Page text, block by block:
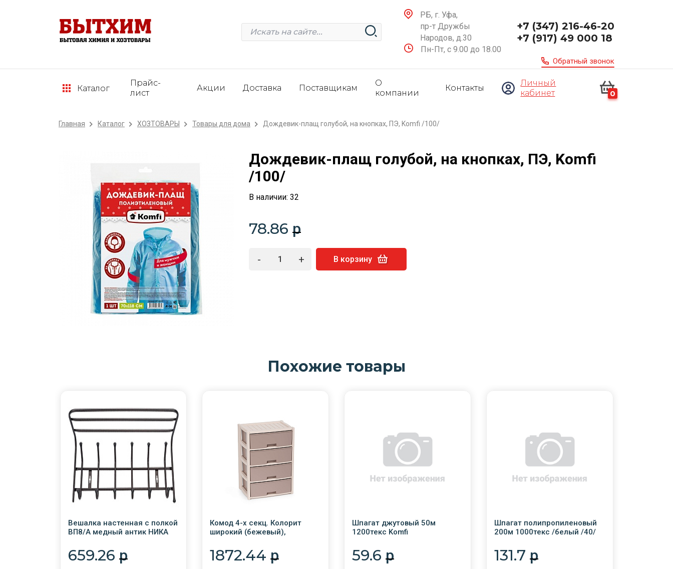
РБ, г. Уфа,
пр-т Дружбы
Народов, д.30
Пн-Пт, с 9.00 до 18.00
+7 (347) 216-46-20
+7 (917) 49 000 18
Обратный звонок
Каталог
Прайс-
лист
Акции Доставка Поставщикам
О
компании
Контакты
Личный
кабинет
0
Главная Каталог ХОЗТОВАРЫ Товары для дома Дождевик-плащ голубой, на кнопках, ПЭ, Komfi /100/
Дождевик-плащ голубой, на кнопках, ПЭ, Komfi
/100/
В наличии: 32
78.86 p
- + В корзину
Похожие товары
Вешалка настенная с полкой
ВП8/А медный антик НИКА
659.26 p
Комод 4-х секц. Колорит
широкий (бежевый),
Альтернатива
1872.44p
Шпагат джутовый 50м
1200текс Komfi
59.6 p
Шпагат полипропиленовый
200м 1000текс /белый /40/
131.7 p